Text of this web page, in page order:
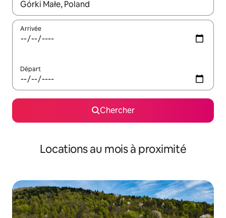
Quand les résultats sont affichés, parcourez-les en utilisant
Arrivée
Départ
Chercher
Locations au mois à proximité